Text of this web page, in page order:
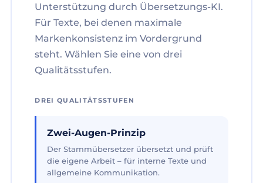
Unterstützung durch Übersetzungs-KI.
Für Texte, bei denen maximale
Markenkonsistenz im Vordergrund
steht. Wählen Sie eine von drei
Qualitätsstufen.
DREI QUALITÄTSSTUFEN
Zwei-Augen-Prinzip
Der Stammübersetzer übersetzt und prüft
die eigene Arbeit – für interne Texte und
allgemeine Kommunikation.